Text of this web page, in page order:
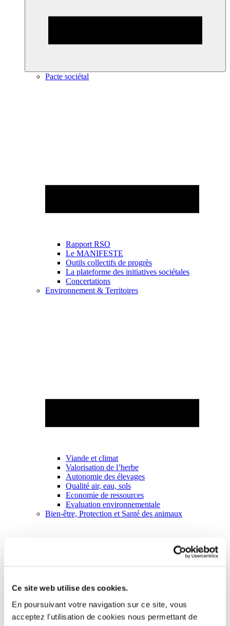
Ce site web utilise des cookies.
En poursuivant votre navigation sur ce site, vous
acceptez l'utilisation de cookies nous permettant de
Pacte sociétal
Rapport RSO
Le MANIFESTE
Outils collectifs de progrès
La plateforme des initiatives sociétales
Concertations
Environnement & Territoires
Viande et climat
Valorisation de l’herbe
Autonomie des élevages
Qualité air, eau, sols
Economie de ressources
Evaluation environnementale
Bien-être, Protection et Santé des animaux